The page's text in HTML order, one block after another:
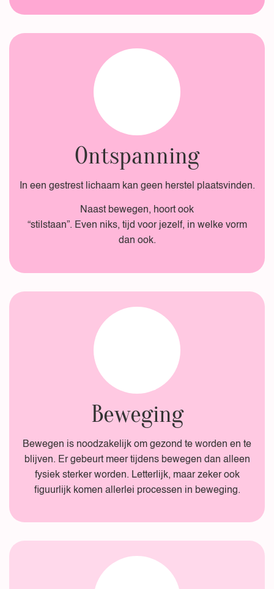
Ontspanning
In een gestrest lichaam kan geen herstel plaatsvinden.
Naast bewegen, hoort ook
“stilstaan”. Even niks, tijd voor jezelf, in welke vorm
dan ook.
Beweging
Bewegen is noodzakelijk om gezond te worden en te
blijven. Er gebeurt meer tijdens bewegen dan alleen
fysiek sterker worden. Letterlijk, maar zeker ook
figuurlijk komen allerlei processen in beweging.